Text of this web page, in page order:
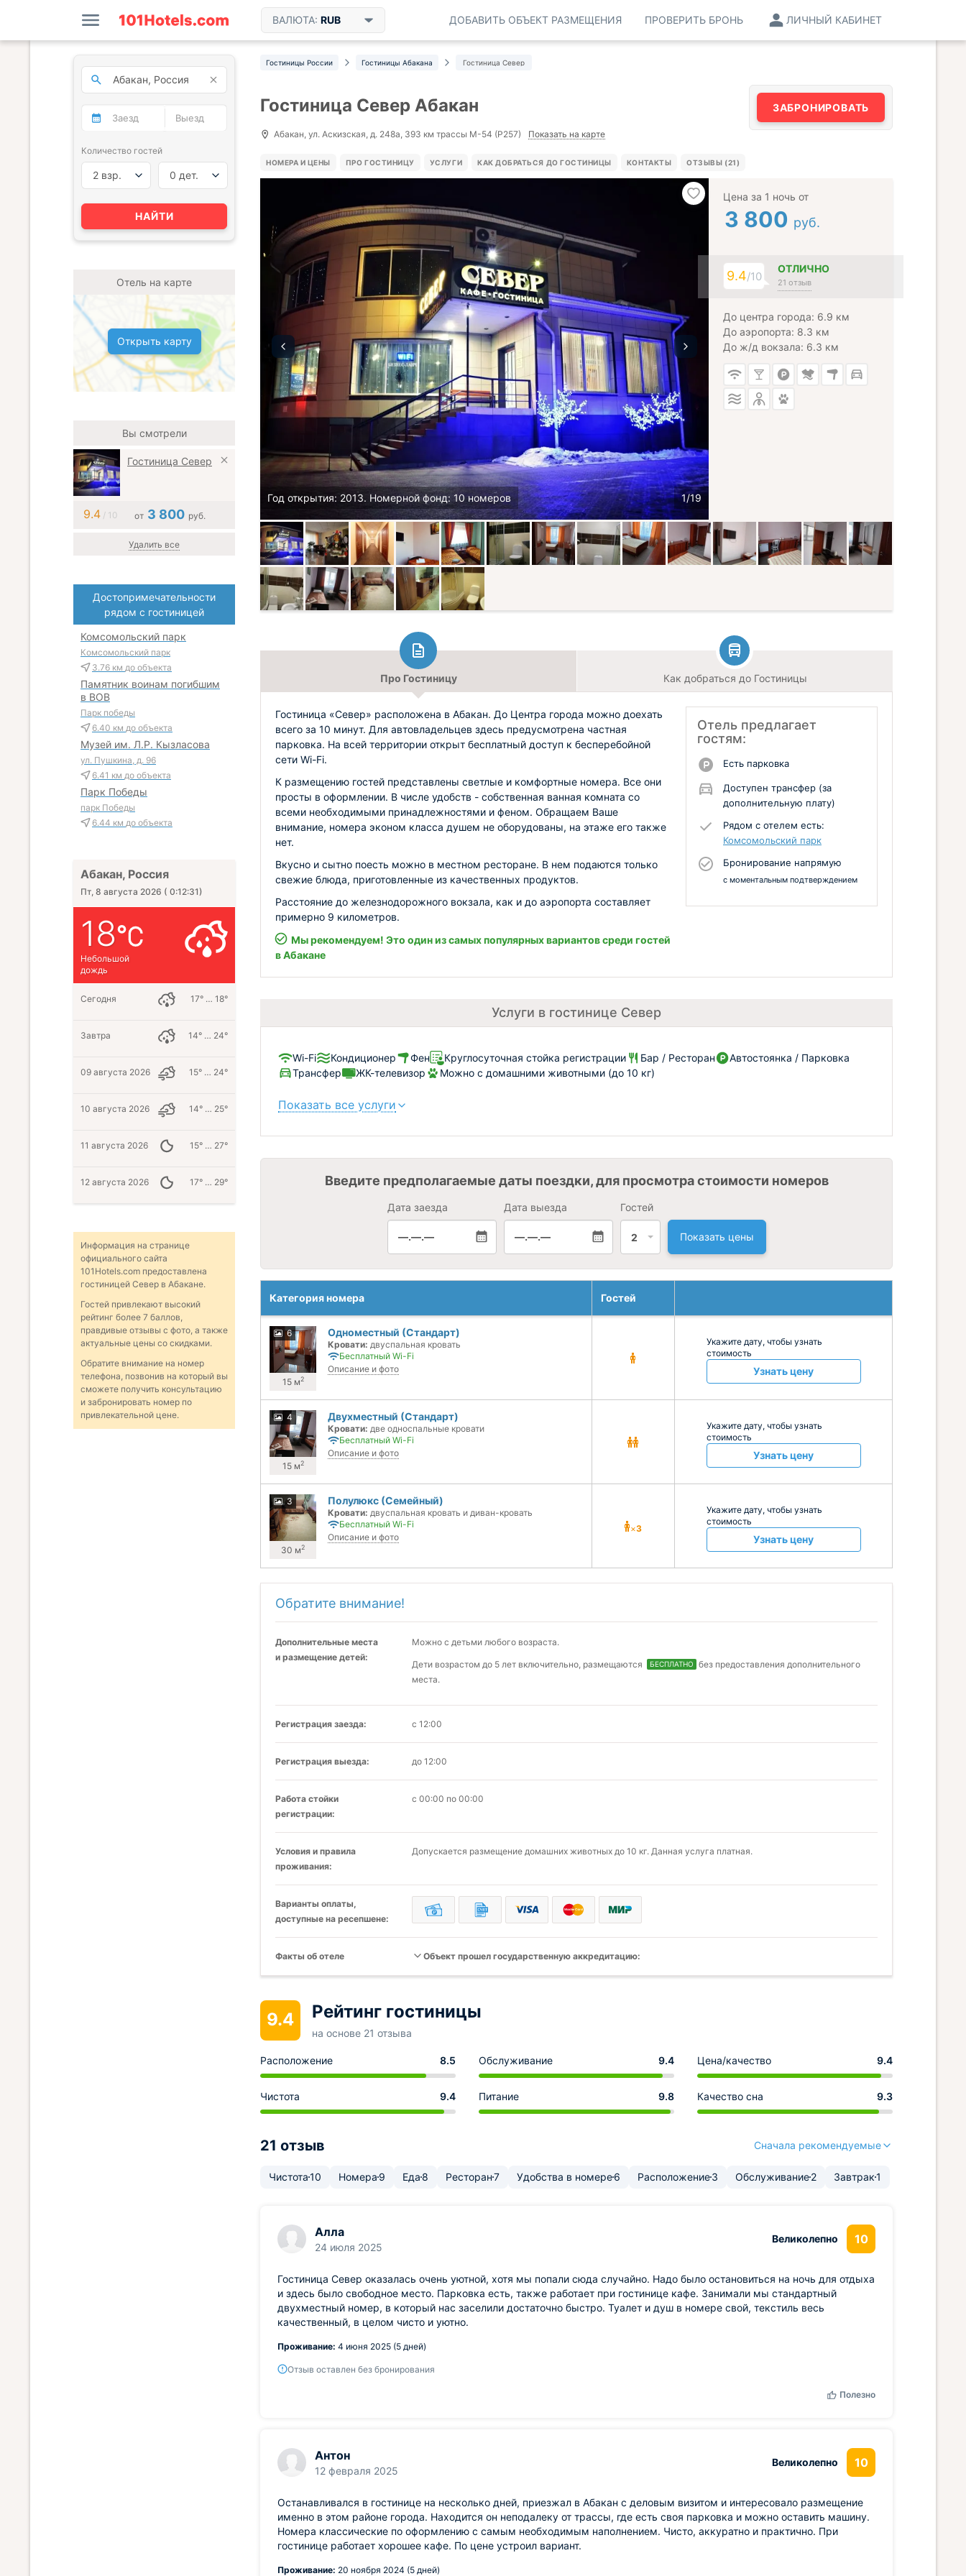
ВАЛЮТА: RUB ЛИЧНЫЙ КАБИНЕТ
ПРОВЕРИТЬ БРОНЬ
ДОБАВИТЬ ОБЪЕКТ РАЗМЕЩЕНИЯ
Гостиницы России Гостиницы Абакана Гостиница Север
Гостиница Север Абакан
Абакан, ул. Аскизская, д. 248а, 393 км трассы М-54 (Р257) Показать на карте
ЗАБРОНИРОВАТЬ
НОМЕРА И ЦЕНЫ ПРО ГОСТИНИЦУ УСЛУГИ КАК ДОБРАТЬСЯ ДО ГОСТИНИЦЫ КОНТАКТЫ ОТЗЫВЫ (21)
Год открытия: 2013. Номерной фонд: 10 номеров
Цена за 1 ночь от
3 800 руб.
9.4/10
ОТЛИЧНО
21 отзыв
До центра города: 6.9 км
До аэропорта: 8.3 км
До ж/д вокзала: 6.3 км
Про Гостиницу Как добраться до Гостиницы
Отель предлагает
гостям:
Есть парковка
Доступен трансфер (за
дополнительную плату)
Рядом с отелем есть:
Комсомольский парк
Бронирование напрямую
с моментальным подтверждением
Гостиница «Север» расположена в Абакан. До Центра города можно доехать
всего за 10 минут. Для автовладельцев здесь предусмотрена частная
парковка. На всей территории открыт бесплатный доступ к бесперебойной
сети Wi-Fi.
К размещению гостей представлены светлые и комфортные номера. Все они
просты в оформлении. В числе удобств - собственная ванная комната со
всеми необходимыми принадлежностями и феном. Обращаем Ваше
внимание, номера эконом класса душем не оборудованы, на этаже его также
нет.
Вкусно и сытно поесть можно в местном ресторане. В нем подаются только
свежие блюда, приготовленные из качественных продуктов.
Расстояние до железнодорожного вокзала, как и до аэропорта составляет
примерно 9 километров.
Мы рекомендуем! Это один из самых популярных вариантов среди гостей
в Абакане
Услуги в гостинице Север
Wi-Fi Кондиционер Фен Круглосуточная стойка регистрации Бар / Ресторан
Автостоянка / Парковка
Трансфер
ЖК-телевизор Можно с домашними животными (до 10 кг)
Показать все услуги
Введите предполагаемые даты поездки, для просмотра стоимости номеров
Дата заезда
—.—.—
Дата выезда
—.—.—
Гостей
2 Показать цены
Категория номера Гостей
6
15 м2
Одноместный (Стандарт)
Кровати: двуспальная кровать
Бесплатный Wi-Fi
Описание и фото
Укажите дату, чтобы узнать
стоимость
Узнать цену
4
15 м2
Двухместный (Стандарт)
Кровати: две односпальные кровати
Бесплатный Wi-Fi
Описание и фото
Укажите дату, чтобы узнать
стоимость
Узнать цену
3
30 м2
Полулюкс (Семейный)
Кровати: двуспальная кровать и диван-кровать
Бесплатный Wi-Fi
Описание и фото
×3
Укажите дату, чтобы узнать
стоимость
Узнать цену
Обратите внимание!
Дополнительные места
и размещение детей:
Можно с детьми любого возраста.
Дети возрастом до 5 лет включительно, размещаются БЕСПЛАТНО
без предоставления дополнительного
места.
Регистрация заезда: с 12:00
Регистрация выезда: до 12:00
Работа стойки
регистрации:
с 00:00 по 00:00
Условия и правила
проживания:
Допускается размещение домашних животных до 10 кг. Данная услуга платная.
Варианты оплаты,
доступные на ресепшене:
Факты об отеле Объект прошел государственную аккредитацию:
9.4 Рейтинг гостиницы
на основе 21 отзыва
Расположение 8.5 Обслуживание 9.4 Цена/качество 9.4
Чистота 9.4 Питание 9.8 Качество сна 9.3
21 отзыв Сначала рекомендуемые
Чистота10 Номера 9 Еда 8 Ресторан7 Удобства в номере6 Расположение3 Обслуживание2 Завтрак1
Алла
24 июля 2025
Великолепно 10
Гостиница Север оказалась очень уютной, хотя мы попали сюда случайно. Надо было остановиться на ночь для отдыха
и здесь было свободное место. Парковка есть, также работает при гостинице кафе. Занимали мы стандартный
двухместный номер, в который нас заселили достаточно быстро. Туалет и душ в номере свой, текстиль весь
качественный, в целом чисто и уютно.
Проживание: 4 июня 2025 (5 дней)
Отзыв оставлен без бронирования
Полезно
Антон
12 февраля 2025
Великолепно 10
Останавливался в гостинице на несколько дней, приезжал в Абакан с деловым визитом и интересовало размещение
именно в этом районе города. Находится он неподалеку от трассы, где есть своя парковка и можно оставить машину.
Номера классические по оформлению с самым необходимым наполнением. Чисто, аккуратно и практично. При
гостинице работает хорошее кафе. По цене устроил вариант.
Проживание: 20 ноября 2024 (5 дней)
Количество гостей
2 взр. 0 дет.
НАЙТИ
Отель на карте
Открыть карту
Вы смотрели
Гостиница Север
9.4/ 10 от 3 800 руб.
Удалить все
Достопримечательности
рядом с гостиницей
Комсомольский парк
Комсомольский парк
3.76 км до объекта
Памятник воинам погибшим
в ВОВ
Парк победы
6.40 км до объекта
Музей им. Л.Р. Кызласова
ул. Пушкина, д. 96
6.41 км до объекта
Парк Победы
парк Победы
6.44 км до объекта
Абакан, Россия
Пт, 8 августа 2026 ( 0:12:33)
18
Небольшой
дождь
Сегодня 17° … 18°
Завтра 14° … 24°
09 августа 2026 15° … 24°
10 августа 2026 14° … 25°
11 августа 2026 15° … 27°
12 августа 2026 17° … 29°
Информация на странице
официального сайта
101Hotels.com предоставлена
гостиницей Север в Абакане.
Гостей привлекают высокий
рейтинг более 7 баллов,
правдивые отзывы с фото, а также
актуальные цены со скидками.
Обратите внимание на номер
телефона, позвонив на который вы
сможете получить консультацию
и забронировать номер по
привлекательной цене.